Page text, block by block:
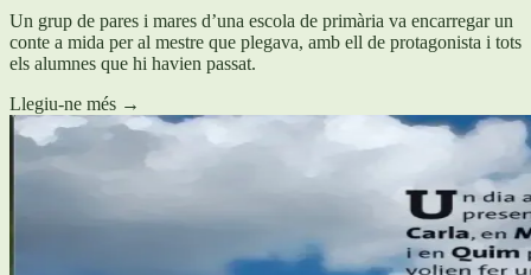
Un grup de pares i mares d’una escola de primària va encarregar un
conte a mida per al mestre que plegava, amb ell de protagonista i tots
els alumnes que hi havien passat.
Llegiu-ne més →